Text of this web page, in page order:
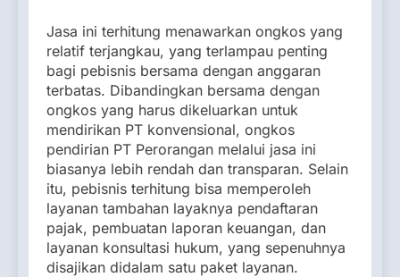
Jasa ini terhitung menawarkan ongkos yang
relatif terjangkau, yang terlampau penting
bagi pebisnis bersama dengan anggaran
terbatas. Dibandingkan bersama dengan
ongkos yang harus dikeluarkan untuk
mendirikan PT konvensional, ongkos
pendirian PT Perorangan melalui jasa ini
biasanya lebih rendah dan transparan. Selain
itu, pebisnis terhitung bisa memperoleh
layanan tambahan layaknya pendaftaran
pajak, pembuatan laporan keuangan, dan
layanan konsultasi hukum, yang sepenuhnya
disajikan didalam satu paket layanan.